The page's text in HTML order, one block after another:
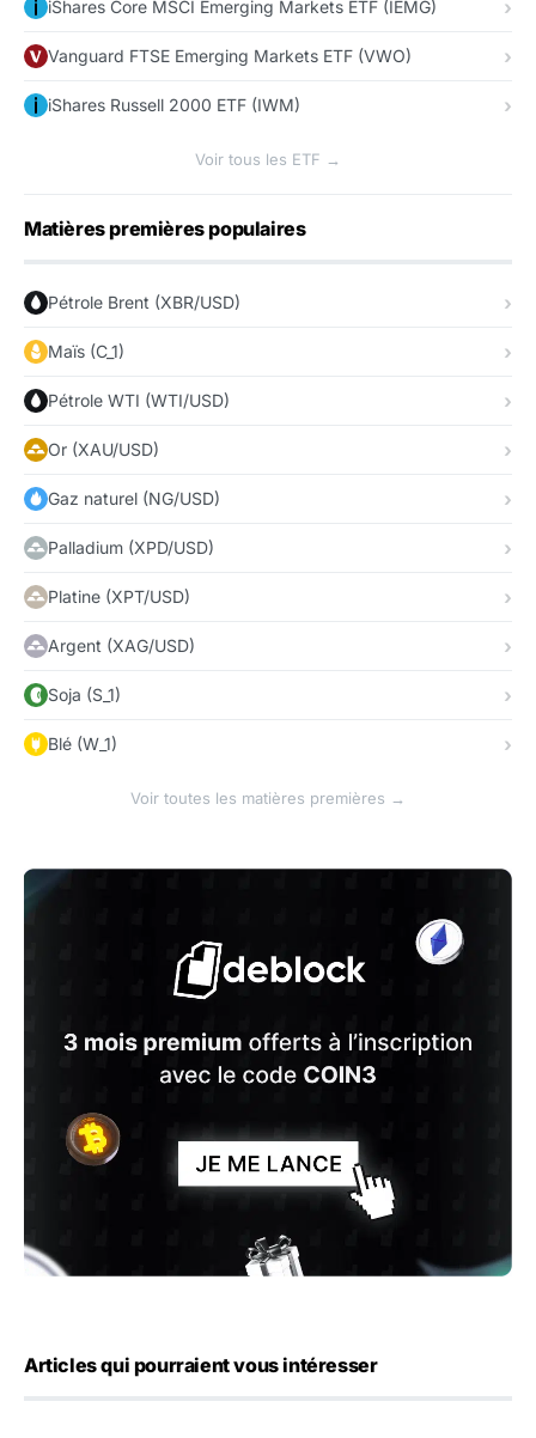
iShares Core MSCI Emerging Markets ETF (IEMG)
Vanguard FTSE Emerging Markets ETF (VWO)
iShares Russell 2000 ETF (IWM)
Voir tous les ETF →
Matières premières populaires
Pétrole Brent (XBR/USD)
Maïs (C_1)
Pétrole WTI (WTI/USD)
Or (XAU/USD)
Gaz naturel (NG/USD)
Palladium (XPD/USD)
Platine (XPT/USD)
Argent (XAG/USD)
Soja (S_1)
Blé (W_1)
Voir toutes les matières premières →
Articles qui pourraient vous intéresser